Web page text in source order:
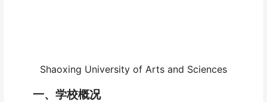
Shaoxing University of Arts and Sciences
一、学校概况